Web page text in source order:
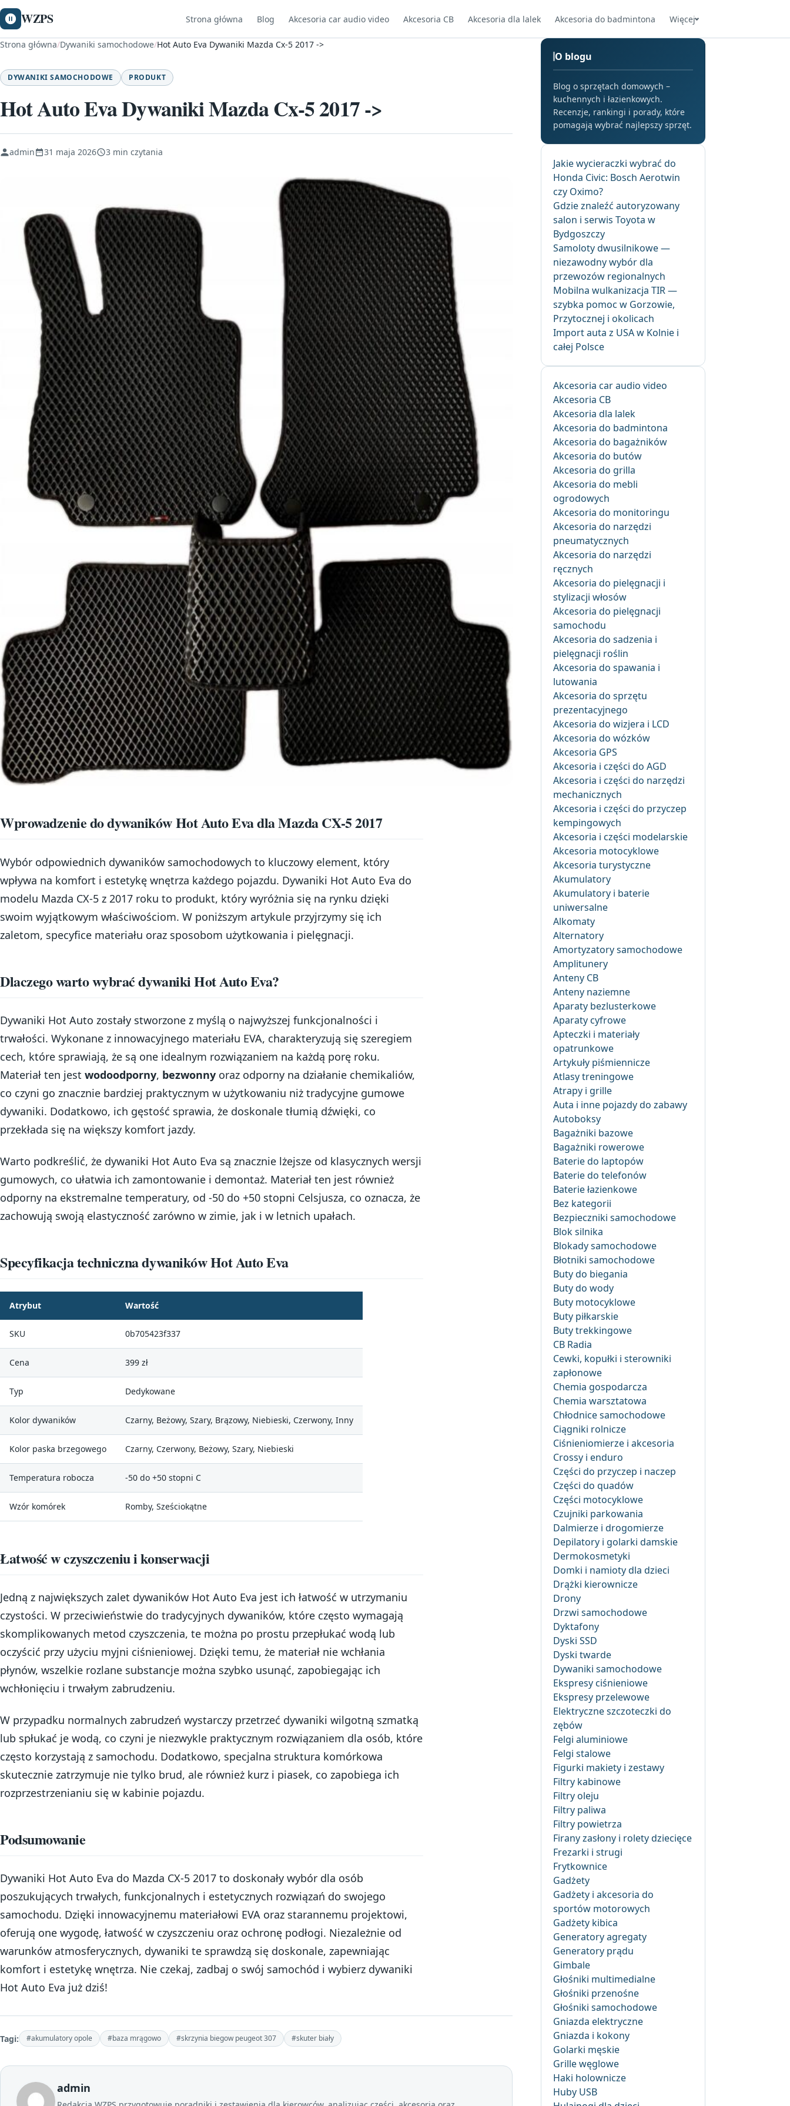
WZPS Strona główna Blog Akcesoria car audio video Akcesoria CB Akcesoria dla lalek Akcesoria do badmintona Więcej
Strona główna/Dywaniki samochodowe/Hot Auto Eva Dywaniki Mazda Cx-5 2017 ->
DYWANIKI SAMOCHODOWE PRODUKT
Hot Auto Eva Dywaniki Mazda Cx-5 2017 ->
admin 31 maja 2026 3 min czytania
Wprowadzenie do dywaników Hot Auto Eva dla Mazda CX-5 2017
Wybór odpowiednich dywaników samochodowych to kluczowy element, który
wpływa na komfort i estetykę wnętrza każdego pojazdu. Dywaniki Hot Auto Eva do
modelu Mazda CX-5 z 2017 roku to produkt, który wyróżnia się na rynku dzięki
swoim wyjątkowym właściwościom. W poniższym artykule przyjrzymy się ich
zaletom, specyfice materiału oraz sposobom użytkowania i pielęgnacji.
Dlaczego warto wybrać dywaniki Hot Auto Eva?
Dywaniki Hot Auto zostały stworzone z myślą o najwyższej funkcjonalności i
trwałości. Wykonane z innowacyjnego materiału EVA, charakteryzują się szeregiem
cech, które sprawiają, że są one idealnym rozwiązaniem na każdą porę roku.
Materiał ten jest wodoodporny, bezwonny oraz odporny na działanie chemikaliów,
co czyni go znacznie bardziej praktycznym w użytkowaniu niż tradycyjne gumowe
dywaniki. Dodatkowo, ich gęstość sprawia, że doskonale tłumią dźwięki, co
przekłada się na większy komfort jazdy.
Warto podkreślić, że dywaniki Hot Auto Eva są znacznie lżejsze od klasycznych wersji
gumowych, co ułatwia ich zamontowanie i demontaż. Materiał ten jest również
odporny na ekstremalne temperatury, od -50 do +50 stopni Celsjusza, co oznacza, że
zachowują swoją elastyczność zarówno w zimie, jak i w letnich upałach.
Specyfikacja techniczna dywaników Hot Auto Eva
Atrybut Wartość
SKU 0b705423f337
Cena 399 zł
Typ Dedykowane
Kolor dywaników Czarny, Beżowy, Szary, Brązowy, Niebieski, Czerwony, Inny
Kolor paska brzegowego Czarny, Czerwony, Beżowy, Szary, Niebieski
Temperatura robocza -50 do +50 stopni C
Wzór komórek Romby, Sześciokątne
Łatwość w czyszczeniu i konserwacji
Jedną z największych zalet dywaników Hot Auto Eva jest ich łatwość w utrzymaniu
czystości. W przeciwieństwie do tradycyjnych dywaników, które często wymagają
skomplikowanych metod czyszczenia, te można po prostu przepłukać wodą lub
oczyścić przy użyciu myjni ciśnieniowej. Dzięki temu, że materiał nie wchłania
płynów, wszelkie rozlane substancje można szybko usunąć, zapobiegając ich
wchłonięciu i trwałym zabrudzeniu.
W przypadku normalnych zabrudzeń wystarczy przetrzeć dywaniki wilgotną szmatką
lub spłukać je wodą, co czyni je niezwykle praktycznym rozwiązaniem dla osób, które
często korzystają z samochodu. Dodatkowo, specjalna struktura komórkowa
skutecznie zatrzymuje nie tylko brud, ale również kurz i piasek, co zapobiega ich
rozprzestrzenianiu się w kabinie pojazdu.
Podsumowanie
Dywaniki Hot Auto Eva do Mazda CX-5 2017 to doskonały wybór dla osób
poszukujących trwałych, funkcjonalnych i estetycznych rozwiązań do swojego
samochodu. Dzięki innowacyjnemu materiałowi EVA oraz starannemu projektowi,
oferują one wygodę, łatwość w czyszczeniu oraz ochronę podłogi. Niezależnie od
warunków atmosferycznych, dywaniki te sprawdzą się doskonale, zapewniając
komfort i estetykę wnętrza. Nie czekaj, zadbaj o swój samochód i wybierz dywaniki
Hot Auto Eva już dziś!
Tagi: #akumulatory opole #baza mrągowo #skrzynia biegow peugeot 307 #skuter biały
admin
O blogu
Blog o sprzętach domowych –
kuchennych i łazienkowych.
Recenzje, rankingi i porady, które
pomagają wybrać najlepszy sprzęt.
Jakie wycieraczki wybrać do
Honda Civic: Bosch Aerotwin
czy Oximo?
Gdzie znaleźć autoryzowany
salon i serwis Toyota w
Bydgoszczy
Samoloty dwusilnikowe —
niezawodny wybór dla
przewozów regionalnych
Mobilna wulkanizacja TIR —
szybka pomoc w Gorzowie,
Przytocznej i okolicach
Import auta z USA w Kolnie i
całej Polsce
Akcesoria car audio video
Akcesoria CB
Akcesoria dla lalek
Akcesoria do badmintona
Akcesoria do bagażników
Akcesoria do butów
Akcesoria do grilla
Akcesoria do mebli
ogrodowych
Akcesoria do monitoringu
Akcesoria do narzędzi
pneumatycznych
Akcesoria do narzędzi
ręcznych
Akcesoria do pielęgnacji i
stylizacji włosów
Akcesoria do pielęgnacji
samochodu
Akcesoria do sadzenia i
pielęgnacji roślin
Akcesoria do spawania i
lutowania
Akcesoria do sprzętu
prezentacyjnego
Akcesoria do wizjera i LCD
Akcesoria do wózków
Akcesoria GPS
Akcesoria i części do AGD
Akcesoria i części do narzędzi
mechanicznych
Akcesoria i części do przyczep
kempingowych
Akcesoria i części modelarskie
Akcesoria motocyklowe
Akcesoria turystyczne
Akumulatory
Akumulatory i baterie
uniwersalne
Alkomaty
Alternatory
Amortyzatory samochodowe
Amplitunery
Anteny CB
Anteny naziemne
Aparaty bezlusterkowe
Aparaty cyfrowe
Apteczki i materiały
opatrunkowe
Artykuły piśmiennicze
Atlasy treningowe
Atrapy i grille
Auta i inne pojazdy do zabawy
Autoboksy
Bagażniki bazowe
Bagażniki rowerowe
Baterie do laptopów
Baterie do telefonów
Baterie łazienkowe
Bez kategorii
Bezpieczniki samochodowe
Blok silnika
Blokady samochodowe
Błotniki samochodowe
Buty do biegania
Buty do wody
Buty motocyklowe
Buty piłkarskie
Buty trekkingowe
CB Radia
Cewki, kopułki i sterowniki
zapłonowe
Chemia gospodarcza
Chemia warsztatowa
Chłodnice samochodowe
Ciągniki rolnicze
Ciśnieniomierze i akcesoria
Crossy i enduro
Części do przyczep i naczep
Części do quadów
Części motocyklowe
Czujniki parkowania
Dalmierze i drogomierze
Depilatory i golarki damskie
Dermokosmetyki
Domki i namioty dla dzieci
Drążki kierownicze
Drony
Drzwi samochodowe
Dyktafony
Dyski SSD
Dyski twarde
Dywaniki samochodowe
Ekspresy ciśnieniowe
Ekspresy przelewowe
Elektryczne szczoteczki do
zębów
Felgi aluminiowe
Felgi stalowe
Figurki makiety i zestawy
Filtry kabinowe
Filtry oleju
Filtry paliwa
Filtry powietrza
Firany zasłony i rolety dziecięce
Frezarki i strugi
Frytkownice
Gadżety
Gadżety i akcesoria do
sportów motorowych
Gadżety kibica
Generatory agregaty
Generatory prądu
Gimbale
Głośniki multimedialne
Głośniki przenośne
Głośniki samochodowe
Gniazda elektryczne
Gniazda i kokony
Golarki męskie
Grille węglowe
Haki holownicze
Huby USB